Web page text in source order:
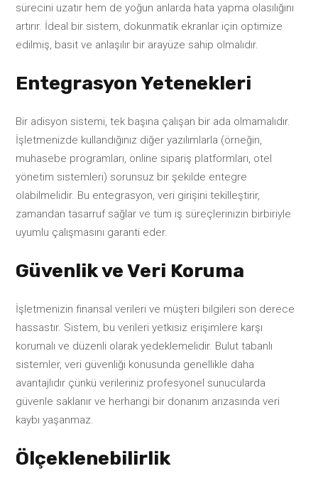
sürecini uzatır hem de yoğun anlarda hata yapma olasılığını
artırır. İdeal bir sistem, dokunmatik ekranlar için optimize
edilmiş, basit ve anlaşılır bir arayüze sahip olmalıdır.
Entegrasyon Yetenekleri
Bir adisyon sistemi, tek başına çalışan bir ada olmamalıdır.
İşletmenizde kullandığınız diğer yazılımlarla (örneğin,
muhasebe programları, online sipariş platformları, otel
yönetim sistemleri) sorunsuz bir şekilde entegre
olabilmelidir. Bu entegrasyon, veri girişini tekilleştirir,
zamandan tasarruf sağlar ve tüm iş süreçlerinizin birbiriyle
uyumlu çalışmasını garanti eder.
Güvenlik ve Veri Koruma
İşletmenizin finansal verileri ve müşteri bilgileri son derece
hassastır. Sistem, bu verileri yetkisiz erişimlere karşı
korumalı ve düzenli olarak yedeklemelidir. Bulut tabanlı
sistemler, veri güvenliği konusunda genellikle daha
avantajlıdır çünkü verileriniz profesyonel sunucularda
güvenle saklanır ve herhangi bir donanım arızasında veri
kaybı yaşanmaz.
Ölçeklenebilirlik